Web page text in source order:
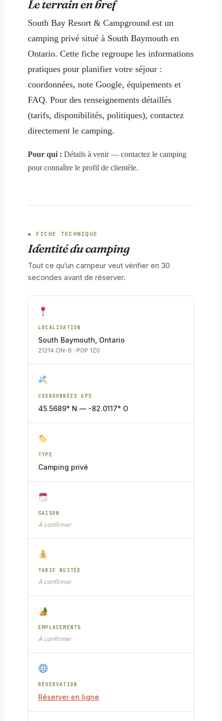
Le terrain en bref
South Bay Resort & Campground est un
camping privé situé à South Baymouth en
Ontario. Cette fiche regroupe les informations
pratiques pour planifier votre séjour :
coordonnées, note Google, équipements et
FAQ. Pour des renseignements détaillés
(tarifs, disponibilités, politiques), contactez
directement le camping.
Pour qui : Détails à venir — contactez le camping
pour connaître le profil de clientèle.
FICHE TECHNIQUE
Identité du camping
Tout ce qu’un campeur veut vérifier en 30
secondes avant de réserver.
LOCALISATION
South Baymouth, Ontario
21214 ON-6 · P0P 1Z0
COORDONNÉES GPS
45.5689° N — -82.0117° O
TYPE
Camping privé
SAISON
À confirmer
TARIF NUITÉE
À confirmer
EMPLACEMENTS
À confirmer
RÉSERVATION
Réserver en ligne